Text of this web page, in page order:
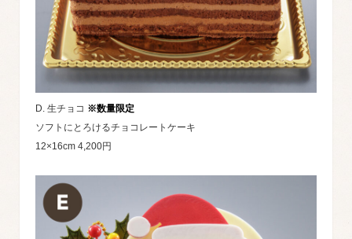
D. 生チョコ ※数量限定
ソフトにとろけるチョコレートケーキ
12×16cm 4,200円